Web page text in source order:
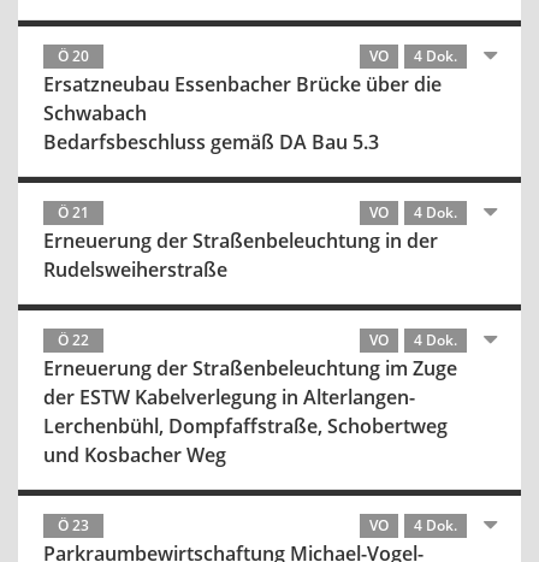
Ö 20 VO 4 Dok.
Ersatzneubau Essenbacher Brücke über die
Schwabach
Bedarfsbeschluss gemäß DA Bau 5.3
Ö 21 VO 4 Dok.
Erneuerung der Straßenbeleuchtung in der
Rudelsweiherstraße
Ö 22 VO 4 Dok.
Erneuerung der Straßenbeleuchtung im Zuge
der ESTW Kabelverlegung in Alterlangen-
Lerchenbühl, Dompfaffstraße, Schobertweg
und Kosbacher Weg
Ö 23 VO 4 Dok.
Parkraumbewirtschaftung Michael-Vogel-